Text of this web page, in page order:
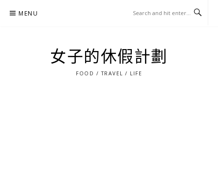
MENU
女子的休假計劃
FOOD / TRAVEL / LIFE